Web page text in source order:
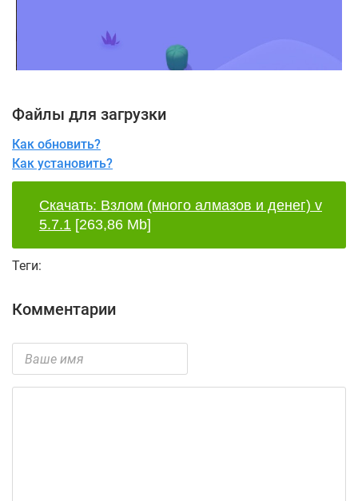
Файлы для загрузки
Как обновить?
Как установить?
Скачать: Взлом (много алмазов и денег) v
5.7.1 [263,86 Mb]
Теги:
Комментарии